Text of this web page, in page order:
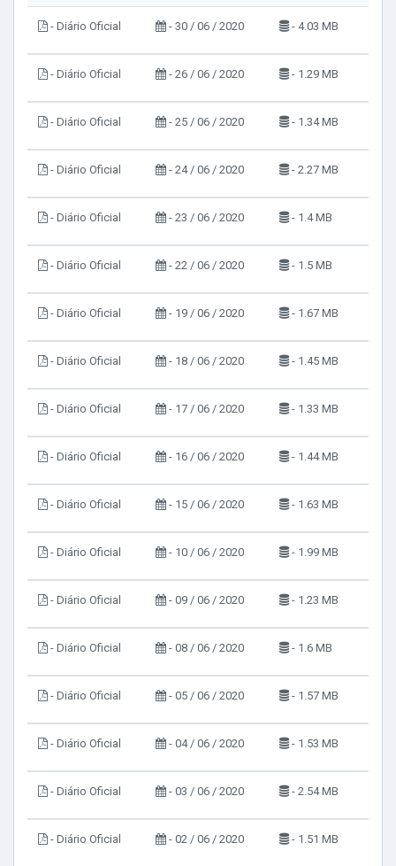
- Diário Oficial - 30 / 06 / 2020 - 4.03 MB
- Diário Oficial - 26 / 06 / 2020 - 1.29 MB
- Diário Oficial - 25 / 06 / 2020 - 1.34 MB
- Diário Oficial - 24 / 06 / 2020 - 2.27 MB
- Diário Oficial - 23 / 06 / 2020 - 1.4 MB
- Diário Oficial - 22 / 06 / 2020 - 1.5 MB
- Diário Oficial - 19 / 06 / 2020 - 1.67 MB
- Diário Oficial - 18 / 06 / 2020 - 1.45 MB
- Diário Oficial - 17 / 06 / 2020 - 1.33 MB
- Diário Oficial - 16 / 06 / 2020 - 1.44 MB
- Diário Oficial - 15 / 06 / 2020 - 1.63 MB
- Diário Oficial - 10 / 06 / 2020 - 1.99 MB
- Diário Oficial - 09 / 06 / 2020 - 1.23 MB
- Diário Oficial - 08 / 06 / 2020 - 1.6 MB
- Diário Oficial - 05 / 06 / 2020 - 1.57 MB
- Diário Oficial - 04 / 06 / 2020 - 1.53 MB
- Diário Oficial - 03 / 06 / 2020 - 2.54 MB
- Diário Oficial - 02 / 06 / 2020 - 1.51 MB